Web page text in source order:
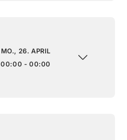
MO., 26. APRIL
00:00 - 00:00